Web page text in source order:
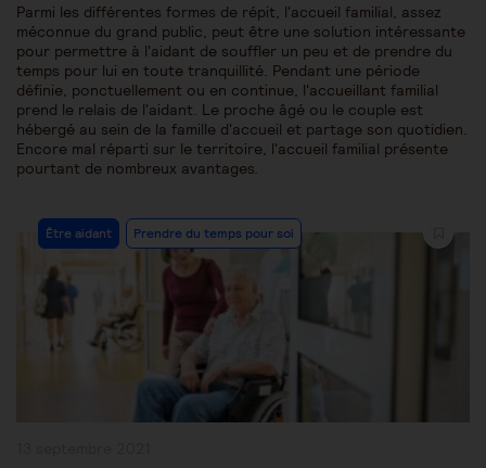
Parmi les différentes formes de répit, l'accueil familial, assez
méconnue du grand public, peut être une solution intéressante
pour permettre à l'aidant de souffler un peu et de prendre du
temps pour lui en toute tranquillité. Pendant une période
définie, ponctuellement ou en continue, l'accueillant familial
prend le relais de l'aidant. Le proche âgé ou le couple est
hébergé au sein de la famille d'accueil et partage son quotidien.
Encore mal réparti sur le territoire, l'accueil familial présente
pourtant de nombreux avantages.
Post
Category:
Être aidant Prendre du temps pour soi